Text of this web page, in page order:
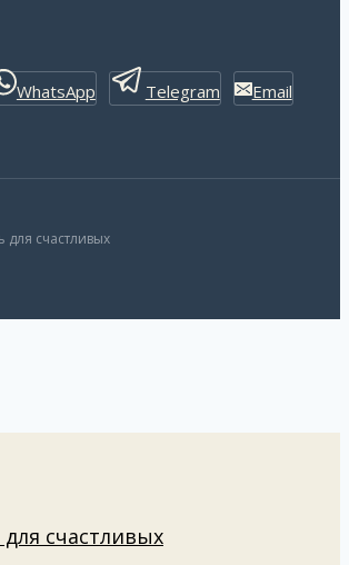
WhatsApp Telegram Email
для счастливых
счастливых